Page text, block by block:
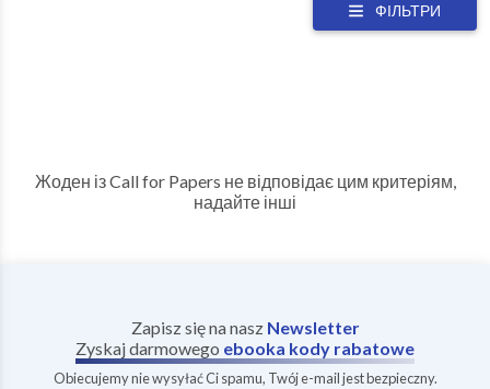
ФІЛЬТРИ
Жоден із Call for Papers не відповідає цим критеріям,
надайте інші
Zapisz się na nasz Newsletter
Zyskaj darmowego ebooka kody rabatowe
Obiecujemy nie wysyłać Ci spamu, Twój e-mail jest bezpieczny.